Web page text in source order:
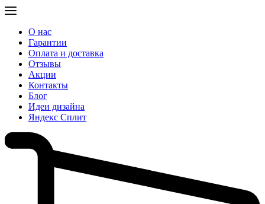
О нас
Гарантии
Оплата и доставка
Отзывы
Акции
Контакты
Блог
Идеи дизайна
Яндекс Сплит